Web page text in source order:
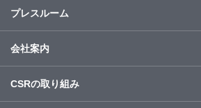
プレスルーム
会社案内
CSRの取り組み